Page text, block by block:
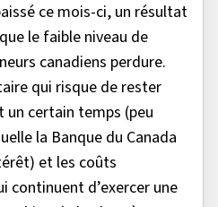
ce mois-ci, un résultat
le faible niveau de
canadiens perdure.
qui risque de rester
certain temps (peu
la Banque du Canada
et les coûts
continuent d’exercer une